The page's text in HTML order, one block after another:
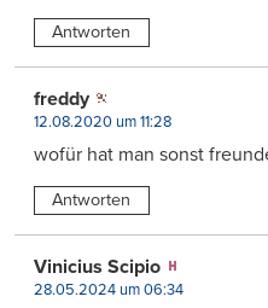
Antworten
freddy
12.08.2020 um 11:28
wofür hat man sonst
Antworten
Vinicius Scipio
28.05.2024 um 06:34